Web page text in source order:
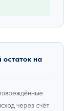
на
через счёт